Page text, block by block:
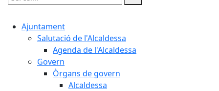
Cercar:
Ajuntament
Salutació de l'Alcaldessa
Agenda de l'Alcaldessa
Govern
Òrgans de govern
Alcaldessa